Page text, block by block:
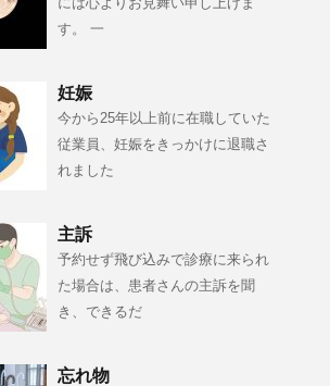
す。 一
妊娠
今から25年以上前に在職していた
従業員、妊娠をきっかけに退職さ
れました
主訴
予約せず飛び込みで診療に来られ
た場合は、患者さんの主訴を聞
き、できるだ
忘れ物